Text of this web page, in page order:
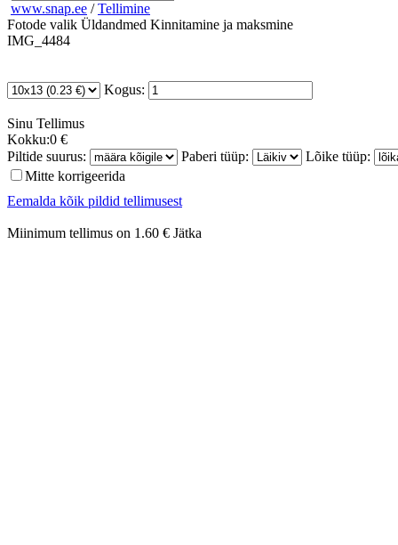
www.snap.ee / Tellimine
Fotode valik Üldandmed Kinnitamine ja maksmine
IMG_4484
Kogus:
Sinu Tellimus
Kokku:0 €
Piltide suurus:
Paberi tüüp:
Lõike tüüp:
Mitte korrigeerida
Eemalda kõik pildid tellimusest
Miinimum tellimus on 1.60 € Jätka